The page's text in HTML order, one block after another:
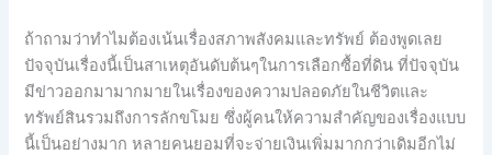
ถ้าถามว่าทำไมต้องเน้นเรื่องสภาพสังคมและทรัพย์ ต้องพูดเลย
ปัจจุบันเรื่องนี้เป็นสาเหตุอันดับต้นๆในการเลือกซื้อที่ดิน ที่ปัจจุบัน
มีข่าวออกมามากมายในเรื่องของความปลอดภัยในชีวิตและ
ทรัพย์สินรวมถึงการลักขโมย ซึ่งผู้คนให้ความสำคัญของเรื่องแบบ
นี้เป็นอย่างมาก หลายคนยอมที่จะจ่ายเงินเพิ่มมากกว่าเดิมอีกไม่